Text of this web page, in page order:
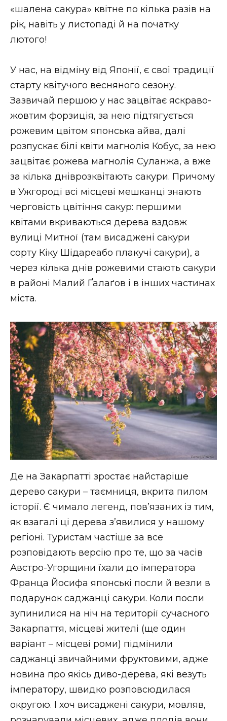
«шалена сакура» квітне по кілька разів на
рік, навіть у листопаді й на початку
лютого!
У нас, на відміну від Японії, є свої традиції
старту квітучого весняного сезону.
Зазвичай першою у нас зацвітає яскраво-
жовтим форзиція, за нею підтягується
рожевим цвітом японська айва, далі
розпускає білі квіти магнолія Кобус, за нею
зацвітає рожева магнолія Суланжа, а вже
за кілька дніврозквітають сакури. Причому
в Ужгороді всі місцеві мешканці знають
черговість цвітіння сакур: першими
квітами вкриваються дерева вздовж
вулиці Митної (там висаджені сакури
сорту Кіку Шідареабо плакучі сакури), а
через кілька днів рожевими стають сакури
в районі Малий Ґалаґов і в інших частинах
міста.
Де на Закарпатті зростає найстаріше
дерево сакури – таємниця, вкрита пилом
історії. Є чимало легенд, пов’язаних із тим,
як взагалі ці дерева з’явилися у нашому
регіоні. Туристам частіше за все
розповідають версію про те, що за часів
Австро-Угорщини їхали до імператора
Франца Йосифа японські посли й везли в
подарунок саджанці сакури. Коли посли
зупинилися на ніч на території сучасного
Закарпаття, місцеві жителі (ще один
варіант – місцеві роми) підмінили
саджанці звичайними фруктовими, адже
новина про якісь диво-дерева, які везуть
імператору, швидко розповсюдилася
округою. І хоч висаджені сакури, мовляв,